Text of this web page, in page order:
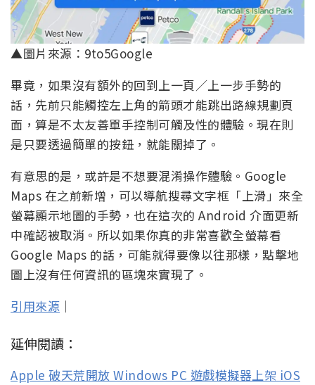
▲圖片來源：9to5Google
畢竟，如果沒有額外的回到上一頁／上一步手勢的
話，先前只能觸控左上角的箭頭才能跳出路線規劃頁
面，算是不太友善單手控制可觸及性的體驗。現在則
是只要透過簡單的按鈕，就能關掉了。
有意思的是，或許是不想要混淆操作體驗。Google
Maps 在之前新增，可以導航搜尋文字框「上滑」來全
螢幕顯示地圖的手勢，也在這次的 Android 介面更新
中確認被取消。所以如果你真的非常喜歡全螢幕看
Google Maps 的話，可能就得要像以往那樣，點擊地
圖上沒有任何資訊的區塊來實現了。
引用來源 ｜
延伸閱讀：
Apple 破天荒開放 Windows PC 遊戲模擬器上架 iOS